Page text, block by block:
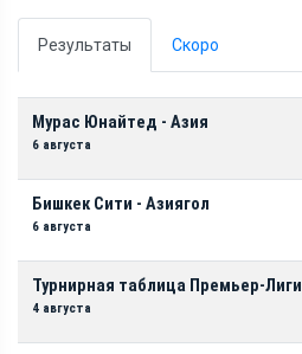
Результаты Скоро
Мурас Юнайтед - Азия
6 августа
Бишкек Сити - Азиягол
6 августа
Турнирная таблица Премьер-Лиги
4 августа